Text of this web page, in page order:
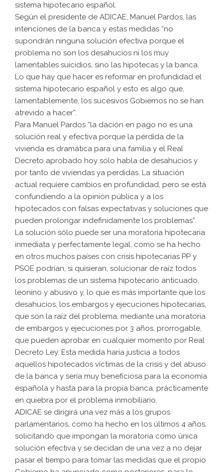
sistema hipotecario español.
Según el presidente de ADICAE, Manuel Pardos, las
intenciones de la banca y estas medidas “no
supondrán ninguna solución efectiva porque el
problema no son los desahucios ni los muy
lamentables suicidios, sino las hipotecas y la banca.
Lo que hay que hacer es reformar en profundidad el
sistema hipotecario español y esto es algo que,
lamentablemente, los sucesivos Gobiernos no se han
atrevido a hacer”.
Para Manuel Pardos “la dación en pago no es una
solución real y efectiva porque la pérdida de la
vivienda es dramática para una familia y el Real
Decreto aprobado hoy sólo habla de desahucios y
por tanto de viviendas ya perdidas. La situación
actual requiere cambios en profundidad, pero se está
confundiendo a la opinión pública y a los
hipotecados con falsas expectativas y soluciones que
pueden prolongar indefinidamente los problemas”.
La solución sólo puede ser una moratoria hipotecaria
inmediata y perfectamente legal, como se ha hecho
en otros muchos países con crisis hipotecarias PP y
PSOE podrían, si quisieran, solucionar de raíz todos
los problemas de un sistema hipotecario anticuado,
leonino y abusivo y, lo que es más importante que los
desahucios, los embargos y ejecuciones hipotecarias,
que son la raíz del problema, mediante una moratoria
de embargos y ejecuciones por 3 años, prorrogable,
que pueden aprobar en cualquier momento por Real
Decreto Ley. Esta medida haría justicia a todos
aquellos hipotecados víctimas de la crisis y del abuso
de la banca y sería muy beneficiosa para la economía
española y hasta para la propia banca, prácticamente
en quiebra por el problema inmobiliario.
ADICAE se dirigirá una vez más a los grupos
parlamentarios, como ha hecho en los últimos 4 años,
solicitando que impongan la moratoria como única
solución efectiva y se decidan de una vez a no dejar
pasar el tiempo para tomar las medidas que el propio